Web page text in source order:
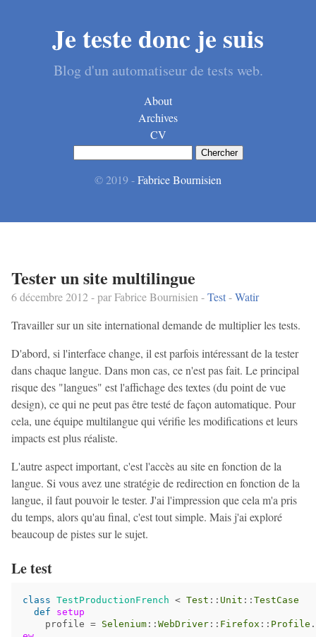
Je teste donc je suis
Blog d'un automatiseur de tests web.
About
Archives
CV
© 2019 -Fabrice Bournisien
Tester un site multilingue
6 décembre 2012- par Fabrice Bournisien -Test-Watir
Travailler sur un site international demande de multiplier les tests.
D'abord, si l'interface change, il est parfois intéressant de la tester
dans chaque langue. Dans mon cas, ce n'est pas fait. Le principal
risque des "langues" est l'affichage des textes (du point de vue
design), ce qui ne peut pas être testé de façon automatique. Pour
cela, une équipe multilangue qui vérifie les modifications et leurs
impacts est plus réaliste.
L'autre aspect important, c'est l'accès au site en fonction de la
langue. Si vous avez une stratégie de redirection en fonction de la
langue, il faut pouvoir le tester. J'ai l'impression que cela m'a pris
du temps, alors qu'au final, c'est tout simple. Mais j'ai exploré
beaucoup de pistes sur le sujet.
Le test
class TestProductionFrench < Test :: Unit :: TestCase
def
setup
profile = Selenium :: WebDriver :: Firefox :: Profile .